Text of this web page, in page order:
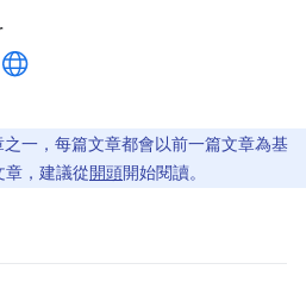
一，每篇文章都會以前一篇文章為基
，建議從開頭開始閱讀。